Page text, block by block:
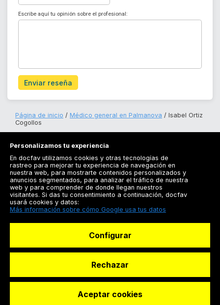
Escribe aquí tu opinión sobre el profesional:
Enviar reseña
Página de inicio Médico general en Palmanova
Isabel Ortiz
Cogollos
Registrarse
Docfav
© Dashboard Technologies S.L
Personalizamos tu experiencia
En docfav utilizamos cookies y otras tecnologías de
rastreo para mejorar tu experiencia de navegación en
nuestra web, para mostrarte contenidos personalizados y
anuncios segmentados, para analizar el tráfico de nuestra
web y para comprender de donde llegan nuestros
visitantes. Si das tu consentimiento a continuación, docfav
usará cookies y datos:
Más información sobre cómo Google usa tus datos
Configurar
Rechazar
Aceptar cookies